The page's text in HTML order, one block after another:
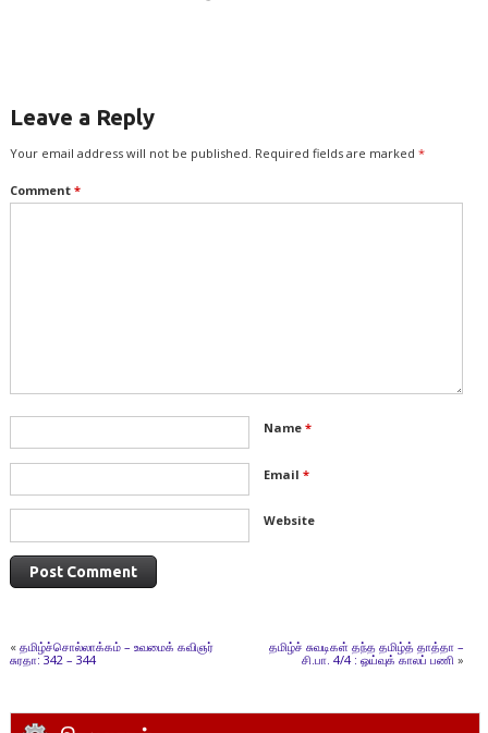
Leave a Reply
Your email address will not be published. Required fields are marked *
Comment *
Name *
Email *
Website
« தமிழ்ச்சொல்லாக்கம் – உவமைக் கவிஞர்
சுரதா: 342 – 344
தமிழ்ச் சுவடிகள் தந்த தமிழ்த் தாத்தா –
சி.பா. 4/4 : ஓய்வுக் காலப் பணி »